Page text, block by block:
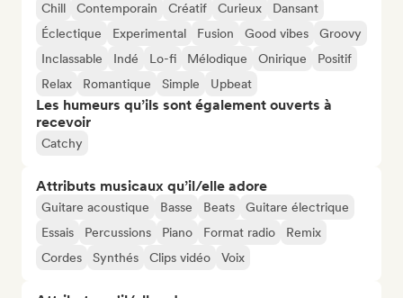
Chill Contemporain Créatif Curieux
Dansant
Éclectique
Experimental Fusion Good vibes
Groovy
Inclassable
Indé Lo-fi Mélodique Onirique
Positif
Relax
Romantique Simple Upbeat
Les humeurs qu’ils sont également ouverts à
recevoir
Catchy
Attributs musicaux qu’il/elle adore
Guitare acoustique Basse Beats
Guitare électrique
Essais
Percussions Piano Format radio
Remix
Cordes
Synthés Clips vidéo Voix